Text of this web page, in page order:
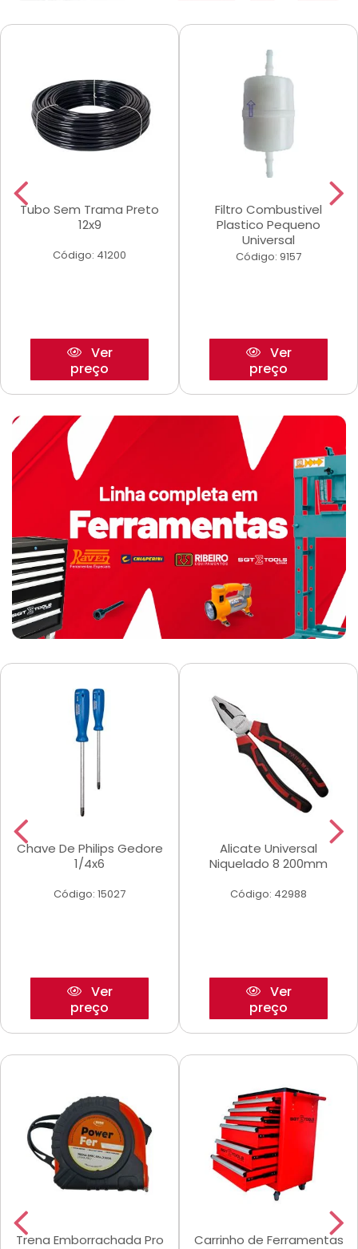
Tubo Sem Trama Preto
12x9
Código: 41200
Ver
preço
Filtro Combustivel
Plastico Pequeno
Universal
Código: 9157
Ver
preço
Chave De Philips Gedore
1/4x6
Código: 15027
Ver
preço
Alicate Universal
Niquelado 8 200mm
Código: 42988
Ver
preço
Trena Emborrachada Pro
Carrinho de Ferramentas